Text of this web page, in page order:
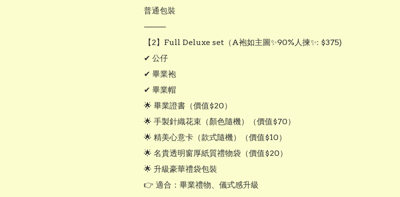
普通包裝
⸻
【2】Full Deluxe set（A袍如主圖✨90%人揀✨: $375)
✔ 公仔
✔ 畢業袍
✔ 畢業帽
🌟 畢業證書（價值$20）
🌟 手製針織花束（顏色隨機）（價值$70）
🌟 精美心意卡（款式隨機）（價值$10）
🌟 名貴透明窗厚紙質禮物袋（價值$20）
🌟 升級豪華禮袋包裝
👉 適合：畢業禮物、儀式感升級